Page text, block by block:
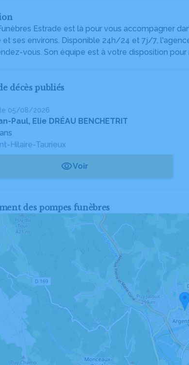
Estrade est là pour vous accompagner
et ses environs. Disponible 24h/24 et 7j/7,
vous. Son équipe est à votre disposition
décès publiés
le 05/08/2026
Paul, Elie DRÉAU BENCHETRIT
Hilaire-Taurieux
Voir
des pompes funèbres